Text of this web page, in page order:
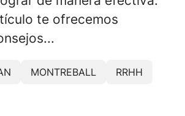
te ofrecemos
MONTREBALL RRHH